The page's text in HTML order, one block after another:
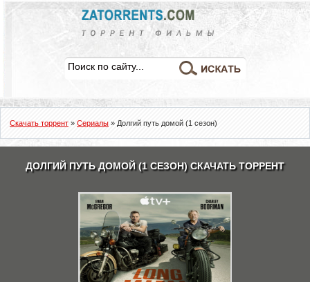
Скачать торрент » Сериалы » Долгий путь домой (1 сезон)
ДОЛГИЙ ПУТЬ ДОМОЙ (1 СЕЗОН) СКАЧАТЬ ТОРРЕНТ